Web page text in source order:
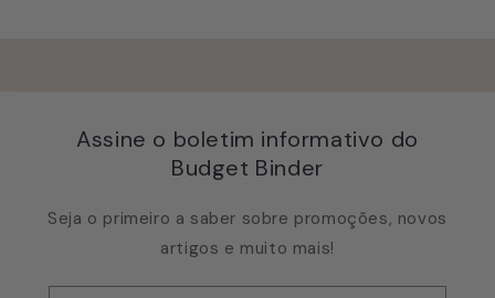
Assine o boletim informativo do
Budget Binder
Seja o primeiro a saber sobre promoções, novos
artigos e muito mais!